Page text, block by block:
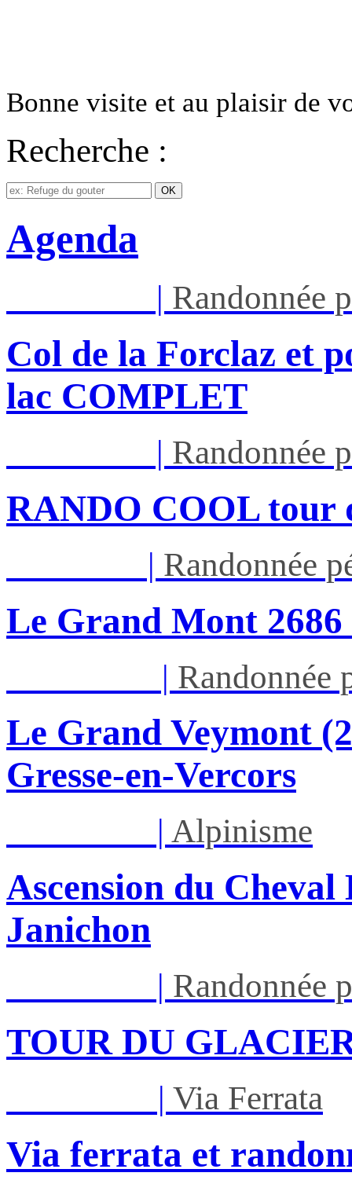
Bonne visite et au plaisir de
Recherche :
Agenda
| Randonnée
Col de la Forclaz et
lac COMPLET
| Randonnée
RANDO COOL tour
| Randonnée
Le Grand Mont
| Randonnée
Le Grand Veymont
Gresse-en-Vercors
| Alpinisme
Ascension du
Janichon
| Randonnée
TOUR DU
| Via Ferrata
Via ferrata et